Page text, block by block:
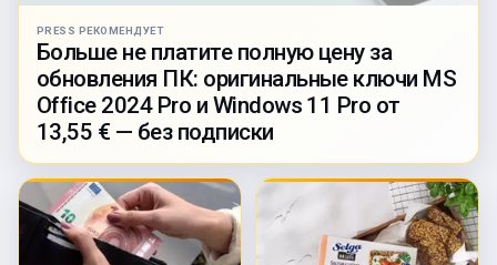
PRESS РЕКОМЕНДУЕТ
Больше не платите полную цену за
обновления ПК: оригинальные ключи MS
Office 2024 Pro и Windows 11 Pro от
13,55 € — без подписки